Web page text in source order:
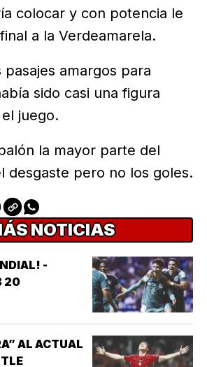
colocar y con potencia le
a la Verdeamarela.
amargos para
sido casi una figura
juego.
la mayor parte del
desgaste pero no los goles.
NOTICIAS
-
20
AL ACTUAL